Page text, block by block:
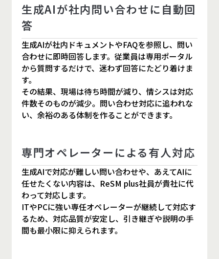
生成AIが社内問い合わせに自動回
答
生成AIが社内ドキュメントやFAQを参照し、問い
合わせに即時回答します。従業員は専用ポータル
から質問するだけで、迷わず回答にたどり着けま
す。
その結果、現場は待ち時間が減り、情シスは対応
件数そのものが減少。問い合わせ対応に追われな
い、余裕のある体制を作ることができます。
専門オペレーターによる有人対応
生成AIで対応が難しい問い合わせや、あえてAIに
任せたくない内容は、ReSM plus社員が貴社に代
わって対応します。
ITやPCに強い専任オペレーターが継続して対応す
るため、対応品質が安定し、引き継ぎや説明の手
間も最小限に抑えられます。